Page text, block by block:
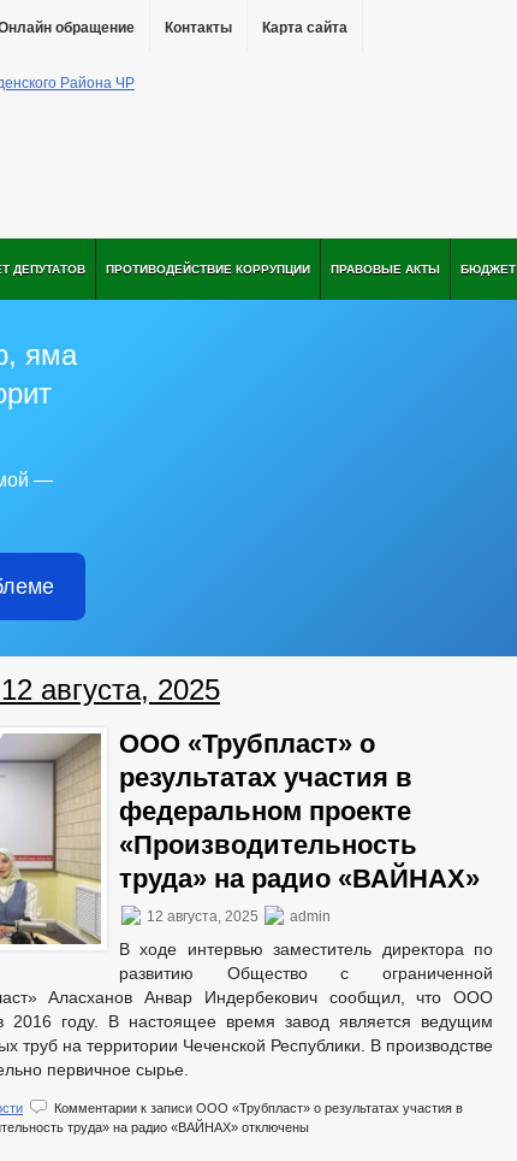
обращение Контакты Карта сайта
ДЕПУТАТОВ ПРОТИВОДЕЙСТВИЕ КОРРУПЦИИ ПРАВОВЫЕ АКТЫ БЮДЖЕТ
яма
—
августа, 2025
ООО «Трубпласт» о
результатах участия в
федеральном проекте
«Производительность
труда» на радио «ВАЙНАХ»
12 августа, 2025 admin
В ходе интервью заместитель директора по
развитию Общество с ограниченной
Аласханов Анвар Индербекович сообщил, что ООО
2016 году. В настоящее время завод является ведущим
труб на территории Чеченской Республики. В производстве
первичное сырье.
Комментарии к записи ООО «Трубпласт» о результатах участия в
труда» на радио «ВАЙНАХ» отключены